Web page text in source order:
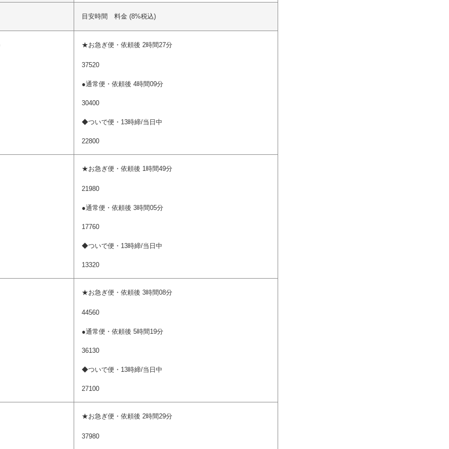
目安時間 料金 (8%税込)
★お急ぎ便・依頼後 2時間27分
37520
●通常便・依頼後 4時間09分
30400
◆ついで便・13時締/当日中
22800
★お急ぎ便・依頼後 1時間49分
21980
●通常便・依頼後 3時間05分
17760
◆ついで便・13時締/当日中
13320
★お急ぎ便・依頼後 3時間08分
44560
●通常便・依頼後 5時間19分
36130
◆ついで便・13時締/当日中
27100
★お急ぎ便・依頼後 2時間29分
37980